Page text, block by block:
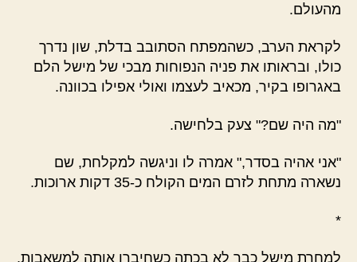
מהעולם.
לקראת הערב, כשהמפתח הסתובב בדלת, שון נדרך
כולו, ובראותו את פניה הנפוחות מבכי של מישל הלם
באגרופו בקיר, מכאיב לעצמו ואולי אפילו בכוונה.
"מה היה שם?" צעק בלחישה.
"אני אהיה בסדר," אמרה לו וניגשה למקלחת, שם
נשארה מתחת לזרם המים הקולח כ-35 דקות ארוכות.
*
למחרת מישל כבר לא בכתה כשחיברו אותה למשאבות,